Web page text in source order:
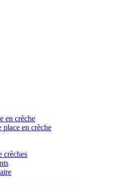
en crèche
place en crèche
crèches